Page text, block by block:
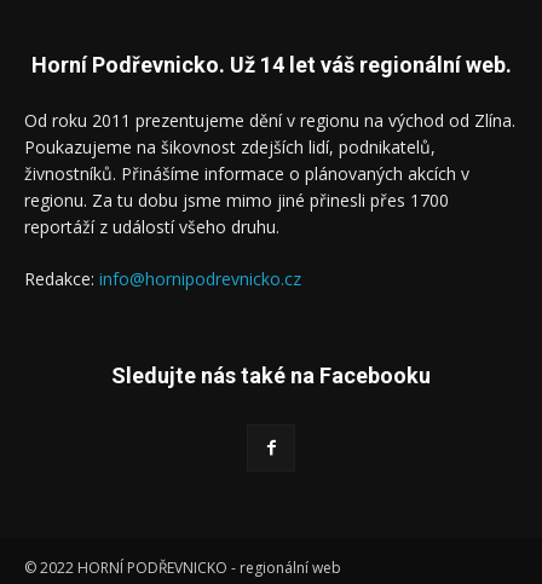
Horní Podřevnicko. Už 14 let váš regionální web.
Od roku 2011 prezentujeme dění v regionu na východ od Zlína.
Poukazujeme na šikovnost zdejších lidí, podnikatelů,
živnostníků. Přinášíme informace o plánovaných akcích v
regionu. Za tu dobu jsme mimo jiné přinesli přes 1700
reportáží z událostí všeho druhu.
Redakce: info@hornipodrevnicko.cz
Sledujte nás také na Facebooku
© 2022 HORNÍ PODŘEVNICKO - regionální web